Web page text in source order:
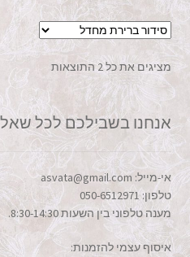
מציגים את כל ⁦2⁩ התוצאות
אנחנו בשבילכם לכל
אי-מייל: asvata@gmail.com
טלפון: 050-6512971
מענה טלפוני בין השעות 8:30-14:30.
איסוף עצמי להזמנות: